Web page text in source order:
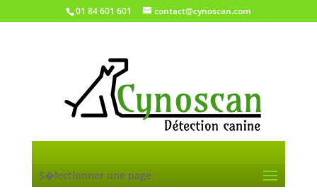
01 84 601 601 contact@cynoscan.com
S�lectionner une page